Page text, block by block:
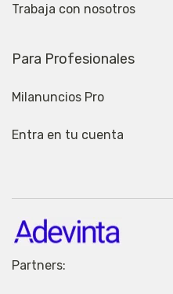
Trabaja con nosotros
Para Profesionales
Milanuncios Pro
Entra en tu cuenta
Partners: